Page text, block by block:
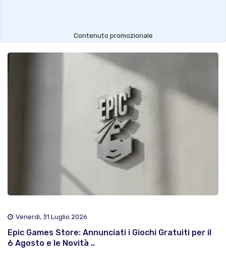
Contenuto promozionale
Venerdì, 31 Luglio 2026
Epic Games Store: Annunciati i Giochi Gratuiti per il
6 Agosto e le Novità ..